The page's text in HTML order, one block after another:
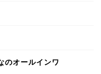
のオールインワ